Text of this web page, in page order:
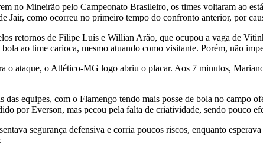
no Mineirão pelo Campeonato Brasileiro, os times voltaram ao
Jair, como ocorreu no primeiro tempo do confronto anterior, por
retornos de Filipe Luís e Willian Arão, que ocupou a vaga de
ao time carioca, mesmo atuando como visitante. Porém, não
o ataque, o Atlético-MG logo abriu o placar. Aos 7 minutos,
das equipes, com o Flamengo tendo mais posse de bola no
por Everson, mas pecou pela falta de criatividade, sendo pouco
segurança defensiva e corria poucos riscos, enquanto